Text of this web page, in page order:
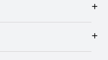
VajillasElectrodomésticos
Royal PrestigePrograma